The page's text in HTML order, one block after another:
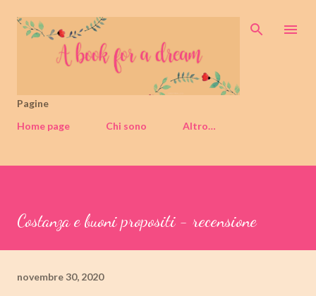
Passa ai contenuti principali
Pagine
Home page
Chi sono Altro…
Costanza e buoni propositi - recensione
novembre 30, 2020